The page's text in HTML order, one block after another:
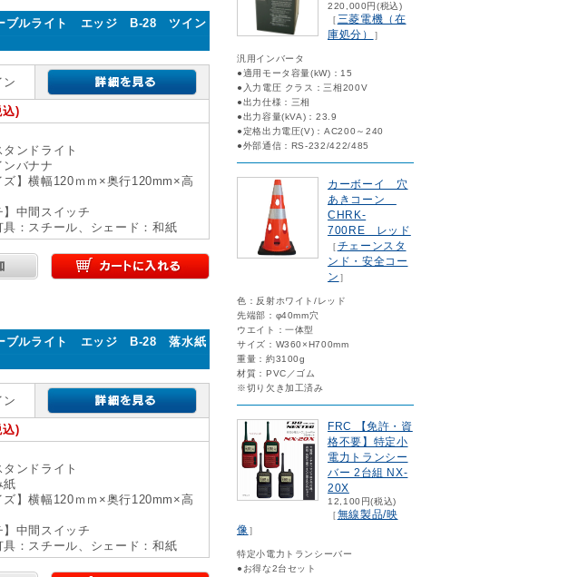
ーブルライト エッジ B-28 ツイン
ン
込)
ンドライト
ンバナナ
ズ】横幅120ｍｍ×奥行120mm×高
】中間スイッチ
具：スチール、シェード：和紙
ーブルライト エッジ B-28 落水紙
ン
込)
ンドライト
紙
ズ】横幅120ｍｍ×奥行120mm×高
】中間スイッチ
具：スチール、シェード：和紙
220,000円(税込)
［三菱電機（在
庫処分）
］
汎用インバータ
●適用モータ容量(kW)：15
●入力電圧 クラス：三相200V
●出力仕様：三相
●出力容量(kVA)：23.9
●定格出力電圧(V)：AC200～240
●外部通信：RS-232/422/485
カーボーイ 穴
あきコーン
CHRK-
700RE レッド
［チェーンスタ
ンド・安全コー
ン ］
色：反射ホワイト/レッド
先端部：φ40mm穴
ウエイト：一体型
サイズ：W360×H700mm
重量：約3100g
材質：PVC／ゴム
※切り欠き加工済み
FRC 【免許・資
格不要】特定小
電力トランシー
バー 2台組 NX-
20X
12,100円(税込)
［無線製品/映
像］
特定小電力トランシーバー
●お得な2台セット